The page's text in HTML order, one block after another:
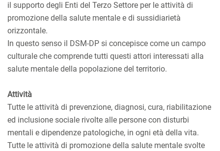
il supporto degli Enti del Terzo Settore per le attività di
promozione della salute mentale e di sussidiarietà
orizzontale.
In questo senso il DSM-DP si concepisce come un campo
culturale che comprende tutti questi attori interessati alla
salute mentale della popolazione del territorio.
Attività
Tutte le attività di prevenzione, diagnosi, cura, riabilitazione
ed inclusione sociale rivolte alle persone con disturbi
mentali e dipendenze patologiche, in ogni età della vita.
Tutte le attività di promozione della salute mentale svolte